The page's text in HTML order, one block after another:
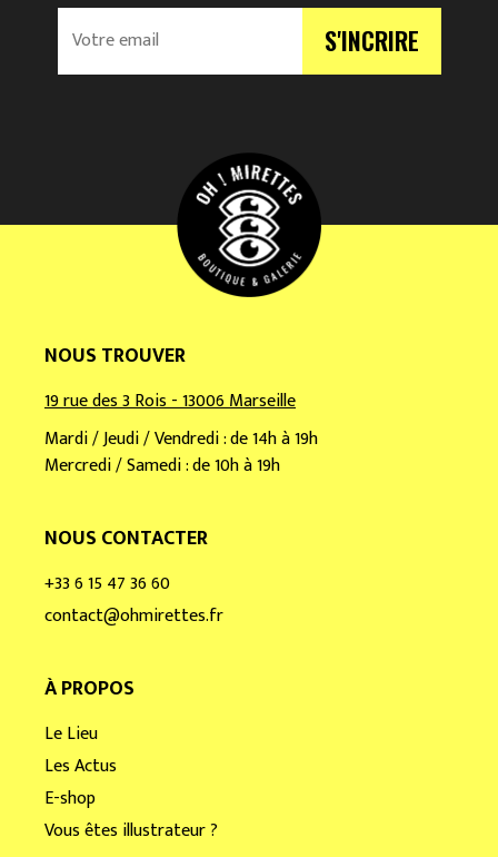
V
r
l
S'INCRIRE
NOUS TROUVER
19 rue des 3 Rois - 13006 Marseille
Mardi / Jeudi / Vendredi : de 14h à 19h
Mercredi / Samedi : de 10h à 19h
NOUS CONTACTER
+33 6 15 47 36 60
contact@ohmirettes.fr
À PROPOS
Le Lieu
Les Actus
E-shop
Vous êtes illustrateur ?